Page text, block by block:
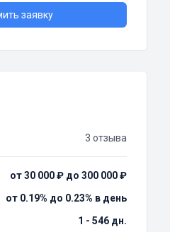
заявку
3 отзыва
от 30 000 ₽ до 300 000 ₽
от 0.19% до 0.23% в день
1 - 546 дн.